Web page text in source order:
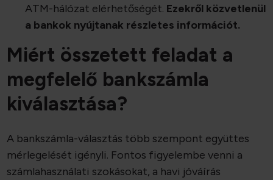
ATM-hálózat elérhetőségét. Ezekről közvetlenül
a bankok nyújtanak részletes információt.
Miért összetett feladat a
megfelelő bankszámla
kiválasztása?
A bankszámla-választás több szempont együttes
mérlegelését igényli. Fontos figyelembe venni a
számlahasználati szokásokat, a havi jóváírás